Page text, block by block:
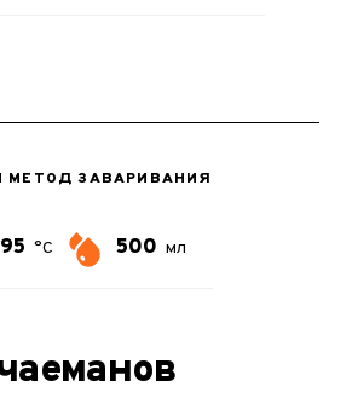
ЗАВАРИВАНИЯ
95 °C 500 мл